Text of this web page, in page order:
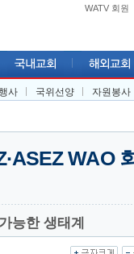
WATV 회원
사 국위선양 자원봉사
WAO
능한 생태계